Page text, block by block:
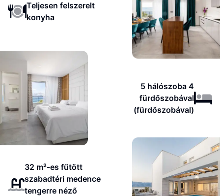
Teljesen felszerelt
konyha
5 hálószoba 4
fürdőszobával
(fürdőszobával)
32 m²-es fűtött
szabadtéri medence
tengerre néző